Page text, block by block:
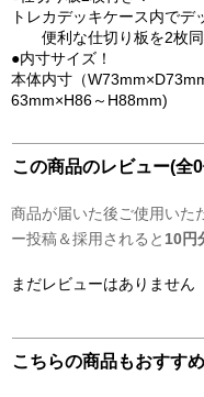
トレカデッキケース内で
便利な仕切り板を2枚同
●内寸サイズ！
本体内寸（
63mm×H86～H88mm)
この商品のレビュー(全
商品が届いた後ご使用いた
ー投稿＆採用されると 10円
まだレビューはありません
こちらの商品もおすすめ